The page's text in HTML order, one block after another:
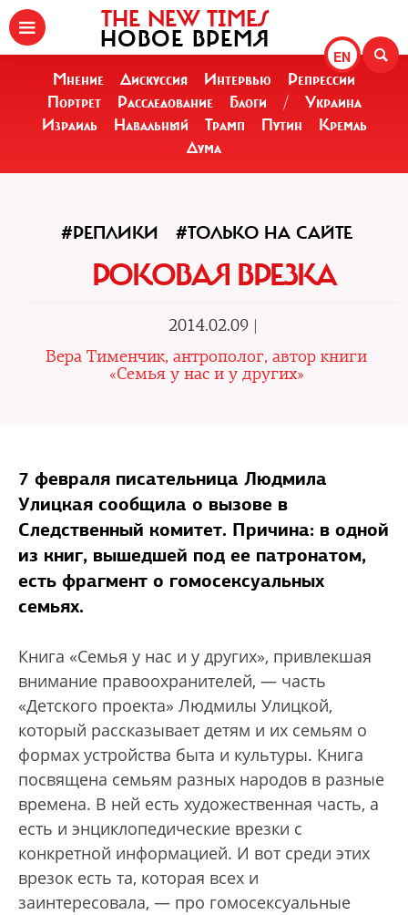
EN
THE NEW TIMES
НОВОЕ ВРЕМЯ
Мнение Дискуссия Интервью
Репрессии
Портрет
Расследование Блоги /
Украина
Израиль
Навальный Трамп Путин
Кремль
Дума
#РЕПЛИКИ #ТОЛЬКО НА САЙТЕ
РОКОВАЯ ВРЕЗКА
2014.02.09 |
Вера Тименчик, антрополог, автор книги
«Семья у нас и у других»
7 февраля писательница Людмила
Улицкая сообщила о вызове в
Следственный комитет. Причина: в одной
из книг, вышедшей под ее патронатом,
есть фрагмент о гомосексуальных
семьях.
Книга «Семья у нас и у других», привлекшая
внимание правоохранителей, — часть
«Детского проекта» Людмилы Улицкой,
который рассказывает детям и их семьям о
формах устройства быта и культуры. Книга
посвящена семьям разных народов в разные
времена. В ней есть художественная часть, а
есть и энциклопедические врезки с
конкретной информацией. И вот среди этих
врезок есть та, которая всех и
заинтересовала, — про гомосексуальные